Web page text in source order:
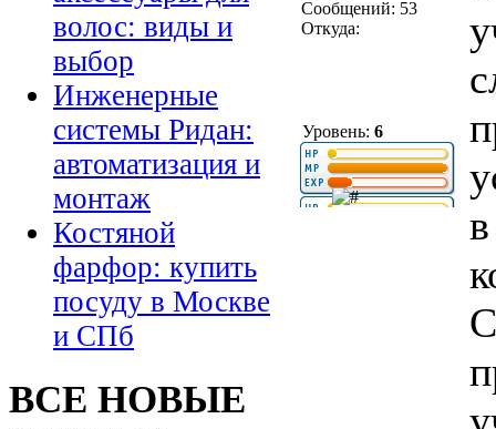
волос: виды и
выбор
Инженерные
системы Ридан:
автоматизация и
монтаж
Костяной
фарфор: купить
посуду в Москве
и СПб
ВСЕ НОВЫЕ
Сообщений: 53
Откуда:
Уровень: 6